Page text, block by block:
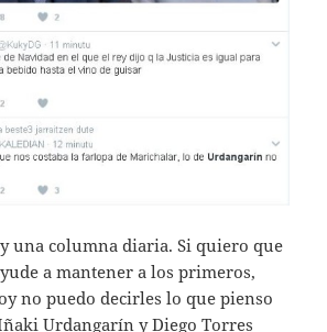
una columna diaria. Si quiero que
a mantener a los primeros,
no puedo decirles lo que pienso
Urdangarín y Diego Torres